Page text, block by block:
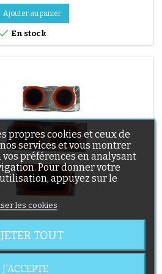
Ajouter au panier
 En stock
la surface qui va accueillir le patch
Dégraissez, nettoyez et séchez la
propres cookies et ceux de
services et vous montrer
préférences en analysant
Pour donner votre
appuyez sur le
les cookies
TOUT
J'ACCEPTE